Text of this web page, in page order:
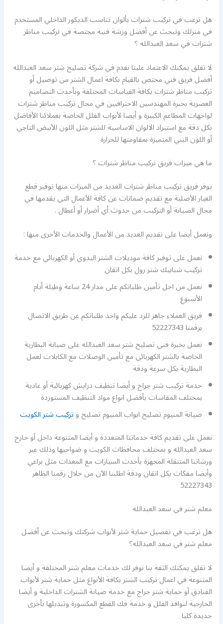
هل ترغب في تركيب شترات بألوان تناسب الديكور الداخلي المستخدم
في منزلك وتبحث عن أفضل ورشة فنية مختصة في تركيب مناظر
شترات في سعد العبدالله ؟
لا تقلق يمكنك الاعتماد علينا نقدم في شركة تصليح شتر سعد العبدالله
أفضل فريق فني مختص بالقيام بكافة اعمال الشتر من توصيل أو
تركيب مناظر شترات بكافة القياسات المختلفة وبأحدث التصاميم
العصرية بخبرة المهندسين الاحترافيين في مجال تركيب مناظر شترات
لواجهات المطاعم الكبيرة و أيضا لأبواب الفلل الخاصة بعملائنا الأفاضل
بكل دقة مع استيراد الالوان الاساسية للشتر مثل اللون الأبيض التاجي
أو اللون البني المتميزة بمقاومتها للحرارة
ما هي ميزات فريق تركيب مناظر شترات ؟
يوفر فريق تركيب مناظر شترات العديد من الميزات منها توفير قطع
الغيار الأصلية مع تقديم ضمانات عن كافة الأعمال التي يقدمها في
مجال الصيانة أو التركيب من حدوث أي أضرار أو أعطال .
ونعمل أيضا على تقديم العديد من الأعمال والخدمات الأخرى منها :
نعمل على توفير كافة موديلات الشتر اليدوي أو الكهربائي مع خدمة
تركيب شبابيك شتر رول بكل اتقان
نعمل من اجل تأمين طلباتكم على مدار 24 ساعة وطيلة أيام
الأسبوع
فريق العملاء جاهز للرد عليكم واخذ طلباتكم عن طريق الاتصال
برقمنا 52227343
نعمل بخبرة فني تصليح شتر سعد العبدالله على صيانة البطارية
الخاصة بالشتر الكهربائي مع تأمين الوصلات مع الكابلات لعمل
البطارية بكل سرعة ودقة
خدمة تركيب شتر جراج و أيضا تنظيف درايش كهربائية أو عادية
بمختلف المقاسات بأفضل انواع مواد التنظيف المستوردة
صيانة المنيوم تصليح ابواب المنيوم تصليح وتركيب شتر الكويت
نعمل على تقديم كافة خدماتنا المتعددة و أيضا المتنوعة داخل أو خارج
سعد العبدالله و بمختلف محافظات الكويت و ضواحيها وذلك عبر
ورشاتنا المتنقلة المجهزة بأحدث السيارات مع المعدات مثل براغي
وأيضا مفكات بكل اتقان ودقة اطلبنا الآن من خلال رقمنا الظاهر
52227343
معلم شتر في سعد العبدالله
هل ترغب في تفصيل حماية شتر لأبواب شركتك وتبحث عن أفضل
معلم شتر في سعد العبدالله؟
لا تقلق يمكنك الثقة بنا نوفر لك خدمات معلم شتر المختلفة و أيضا
المتنوعة في اعمال تركيب الشتر بكافة الأنواع مثل حماية شتر لأبواب
الفنادق أو حماية شتر جراج مع خدمة صيانة الشترات الداخلية و أيضا
الخارجية لنوافذ الفلل و خدمة فك القطع المكسورة وتبديلها بأخرى
جديدة كليا